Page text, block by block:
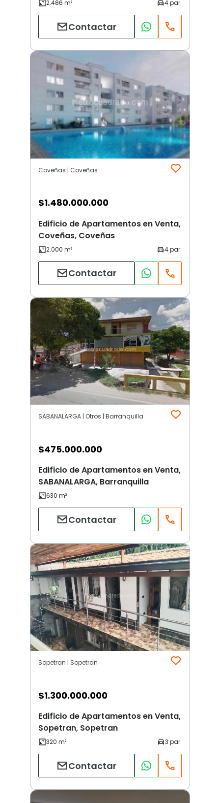
Contactar
Coveñas | Coveñas
$1.480.000.000
Edificio de Apartamentos en Venta,
Coveñas, Coveñas
Contactar
SABANALARGA | Otros | Barranquilla
$475.000.000
Edificio de Apartamentos en Venta,
SABANALARGA, Barranquilla
Contactar
Sopetran | Sopetran
$1.300.000.000
Edificio de Apartamentos en Venta,
Sopetran, Sopetran
Contactar